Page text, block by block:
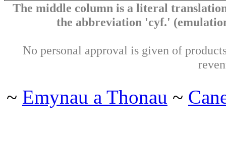
The middle column is a literal
the abbreviation 'cyf.'
No personal approval is given of
~ Emynau a Thonau ~